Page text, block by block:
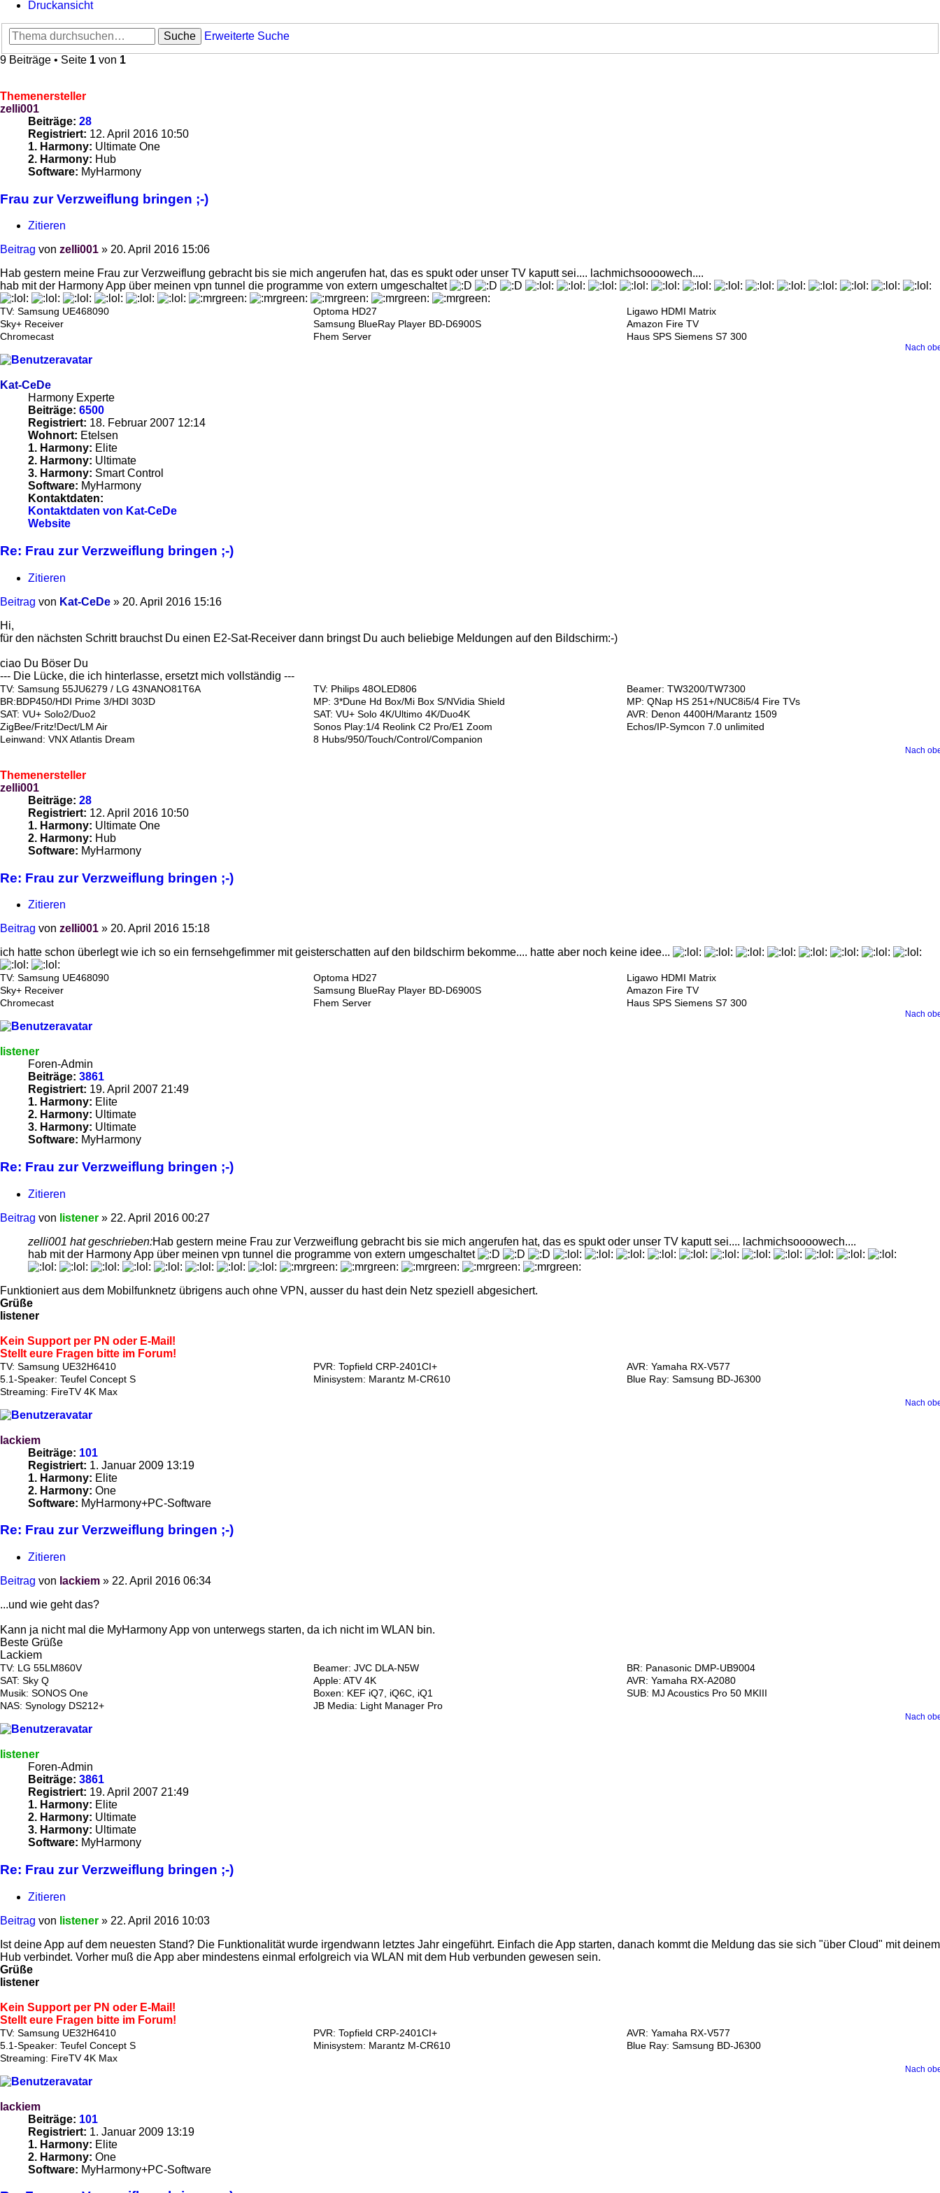
Druckansicht
Suche
Erweiterte Suche
9 Beiträge • Seite 1 von 1
Themenersteller
zelli001
Beiträge: 28
Registriert: 12. April 2016 10:50
1. Harmony: Ultimate One
2. Harmony: Hub
Software: MyHarmony
Frau zur Verzweiflung bringen ;-)
Zitieren
Beitrag von zelli001 » 20. April 2016 15:06
Hab gestern meine Frau zur Verzweiflung gebracht bis sie mich angerufen hat, das es spukt oder unser TV kaputt sei.... lachmichsoooowech....
hab mit der Harmony App über meinen vpn tunnel die programme von extern umgeschaltet
TV: Samsung UE468090 Optoma HD27
Ligawo HDMI Matrix
Sky+ Receiver
Samsung BlueRay Player BD-D6900S
Amazon Fire TV
Chromecast
Fhem Server Haus SPS Siemens S7 300
Nach
Kat-CeDe
Harmony Experte
Beiträge: 6500
Registriert: 18. Februar 2007 12:14
Wohnort: Etelsen
1. Harmony: Elite
2. Harmony: Ultimate
3. Harmony: Smart Control
Software: MyHarmony
Kontaktdaten:
Kontaktdaten von Kat-CeDe
Website
Re: Frau zur Verzweiflung bringen ;-)
Zitieren
Beitrag von Kat-CeDe » 20. April 2016 15:16
Hi,
für den nächsten Schritt brauchst Du einen E2-Sat-Receiver dann bringst Du auch beliebige Meldungen auf den Bildschirm:-)
ciao Du Böser Du
--- Die Lücke, die ich hinterlasse, ersetzt mich vollständig ---
TV: Samsung 55JU6279 / LG 43NANO81T6A TV: Philips 48OLED806
Beamer: TW3200/TW7300
BR:BDP450/HDI Prime 3/HDI 303D
MP: 3*Dune Hd Box/Mi Box S/NVidia Shield
MP: QNap HS 251+/NUC8i5/4 Fire TVs
SAT: VU+ Solo2/Duo2
SAT: VU+ Solo 4K/Ultimo 4K/Duo4K
AVR: Denon 4400H/Marantz 1509
ZigBee/Fritz!Dect/LM Air
Sonos Play:1/4 Reolink C2 Pro/E1 Zoom
Echos/IP-Symcon 7.0 unlimited
Leinwand: VNX Atlantis Dream
8 Hubs/950/Touch/Control/Companion
Nach
Themenersteller
zelli001
Beiträge: 28
Registriert: 12. April 2016 10:50
1. Harmony: Ultimate One
2. Harmony: Hub
Software: MyHarmony
Re: Frau zur Verzweiflung bringen ;-)
Zitieren
Beitrag von zelli001 » 20. April 2016 15:18
ich hatte schon überlegt wie ich so ein fernsehgefimmer mit geisterschatten auf den bildschirm bekomme.... hatte aber noch keine idee...
TV: Samsung UE468090 Optoma HD27
Ligawo HDMI Matrix
Sky+ Receiver
Samsung BlueRay Player BD-D6900S
Amazon Fire TV
Chromecast
Fhem Server Haus SPS Siemens S7 300
Nach
listener
Foren-Admin
Beiträge: 3861
Registriert: 19. April 2007 21:49
1. Harmony: Elite
2. Harmony: Ultimate
3. Harmony: Ultimate
Software: MyHarmony
Re: Frau zur Verzweiflung bringen ;-)
Zitieren
Beitrag von listener » 22. April 2016 00:27
zelli001 hat geschrieben:Hab gestern meine Frau zur Verzweiflung gebracht bis sie mich angerufen hat, das es spukt oder unser TV kaputt sei.... lachmichsoooowech....
hab mit der Harmony App über meinen vpn tunnel die programme von extern umgeschaltet
Funktioniert aus dem Mobilfunknetz übrigens auch ohne VPN, ausser du hast dein Netz speziell abgesichert.
Grüße
listener
Kein Support per PN oder E-Mail!
Stellt eure Fragen bitte im Forum!
TV: Samsung UE32H6410 PVR: Topfield CRP-2401CI+
AVR: Yamaha RX-V577
5.1-Speaker: Teufel Concept S
Minisystem: Marantz M-CR610
Blue Ray: Samsung BD-J6300
Streaming: FireTV 4K Max
Nach
lackiem
Beiträge: 101
Registriert: 1. Januar 2009 13:19
1. Harmony: Elite
2. Harmony: One
Software: MyHarmony+PC-Software
Re: Frau zur Verzweiflung bringen ;-)
Zitieren
Beitrag von lackiem » 22. April 2016 06:34
...und wie geht das?
Kann ja nicht mal die MyHarmony App von unterwegs starten, da ich nicht im WLAN bin.
Beste Grüße
Lackiem
TV: LG 55LM860V Beamer: JVC DLA-N5W
BR: Panasonic DMP-UB9004
SAT: Sky Q
Apple: ATV 4K
AVR: Yamaha RX-A2080
Musik: SONOS One
Boxen: KEF iQ7, iQ6C, iQ1
SUB: MJ Acoustics Pro 50 MKIII
NAS: Synology DS212+
JB Media: Light Manager Pro
Nach
listener
Foren-Admin
Beiträge: 3861
Registriert: 19. April 2007 21:49
1. Harmony: Elite
2. Harmony: Ultimate
3. Harmony: Ultimate
Software: MyHarmony
Re: Frau zur Verzweiflung bringen ;-)
Zitieren
Beitrag von listener » 22. April 2016 10:03
Ist deine App auf dem neuesten Stand? Die Funktionalität wurde irgendwann letztes Jahr eingeführt. Einfach die App starten, danach kommt die Meldung das sie sich "über Cloud" mit deinem
Hub verbindet. Vorher muß die App aber mindestens einmal erfolgreich via WLAN mit dem Hub verbunden gewesen sein.
Grüße
listener
Kein Support per PN oder E-Mail!
Stellt eure Fragen bitte im Forum!
TV: Samsung UE32H6410 PVR: Topfield CRP-2401CI+
AVR: Yamaha RX-V577
5.1-Speaker: Teufel Concept S
Minisystem: Marantz M-CR610
Blue Ray: Samsung BD-J6300
Streaming: FireTV 4K Max
Nach
lackiem
Beiträge: 101
Registriert: 1. Januar 2009 13:19
1. Harmony: Elite
2. Harmony: One
Software: MyHarmony+PC-Software